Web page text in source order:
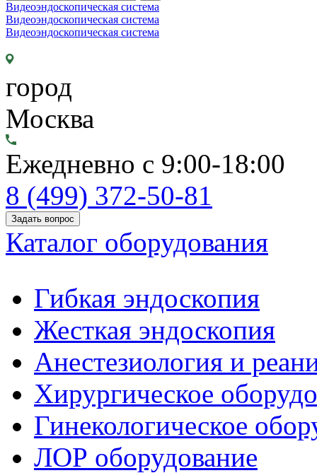
Видеоэндоскопическая система
Видеоэндоскопическая система
Видеоэндоскопическая система
город
Москва
Ежедневно с 9:00-18:00
8 (499) 372-50-81
Задать вопрос
Каталог оборудования
Гибкая эндоскопия
Жесткая эндоскопия
Анестезиология и
Хирургическое
Гинекологическое
ЛОР оборудование